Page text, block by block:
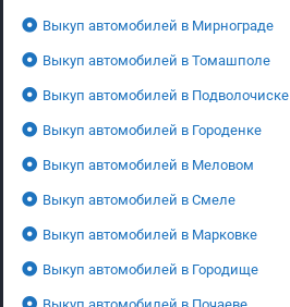
Выкуп автомобилей в Мирнограде
Выкуп автомобилей в Томашполе
Выкуп автомобилей в Подволочиске
Выкуп автомобилей в Городенке
Выкуп автомобилей в Меловом
Выкуп автомобилей в Смеле
Выкуп автомобилей в Марковке
Выкуп автомобилей в Городище
Выкуп автомобилей в Почаеве